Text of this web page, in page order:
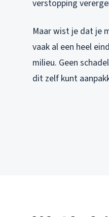
verstopping
Maar wist je dat je
vaak al een heel
milieu. Geen
dit zelf kunt